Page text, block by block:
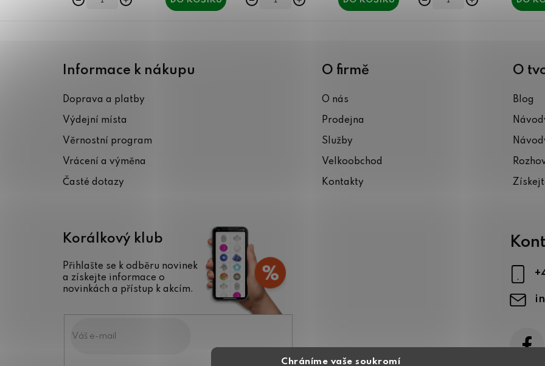
Chráníme vaše soukromí
Informace k nákupu
Doprava a platby
Výdejní místa
Věrnostní program
Vrácení a výměna
Časté dotazy
O firmě
O nás
Prodejna
Služby
Velkoobchod
Kontakty
O
Blog
Korálkový klub
Přihlašte se k odběru novinek
a získejte informace o
novinkách a přístup k akcím.